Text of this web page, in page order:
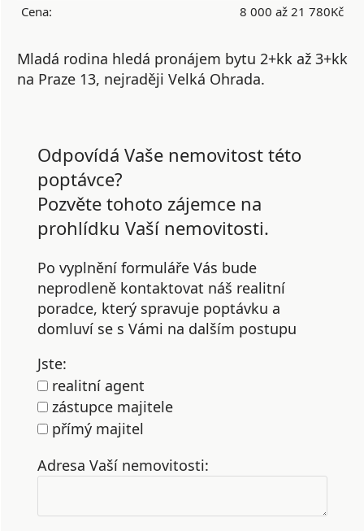
Cena:
8 000 až 21 780Kč
Mladá rodina hledá pronájem bytu 2+kk až 3+kk
na Praze 13, nejraději Velká Ohrada.
Odpovídá Vaše nemovitost této
poptávce?
Pozvěte tohoto zájemce na
prohlídku Vaší nemovitosti.
Po vyplnění formuláře Vás bude
neprodleně kontaktovat náš realitní
poradce, který spravuje poptávku a
domluví se s Vámi na dalším postupu
Jste:
realitní agent
zástupce majitele
přímý majitel
Adresa Vaší nemovitosti: